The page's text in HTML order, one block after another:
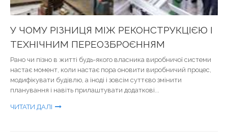
У ЧОМУ РІЗНИЦЯ МІЖ РЕКОНСТРУКЦІЄЮ І
ТЕХНІЧНИМ ПЕРЕОЗБРОЄННЯМ
Рано чи пізно в житті будь-якого власника виробничої системи
настає момент, коли настає пора оновити виробничий процес,
модифікувати будівлю, а іноді і зовсім суттєво змінити
планування і навіть прилаштувати додаткові...
ЧИТАТИ ДАЛІ